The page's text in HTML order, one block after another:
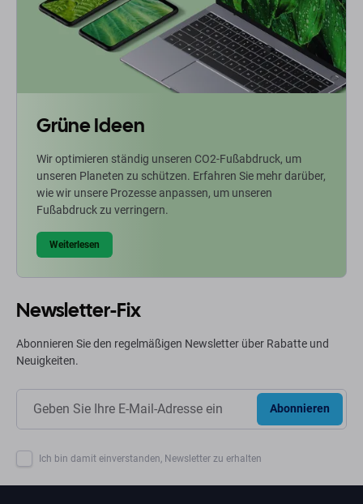
Grüne Ideen
Wir optimieren ständig unseren CO2-Fußabdruck, um
unseren Planeten zu schützen. Erfahren Sie mehr darüber,
wie wir unsere Prozesse anpassen, um unseren
Fußabdruck zu verringern.
Weiterlesen
Newsletter-Fix
Abonnieren Sie den regelmäßigen Newsletter über Rabatte und
Neuigkeiten.
Abonnieren
Ich bin damit einverstanden, Newsletter zu erhalten